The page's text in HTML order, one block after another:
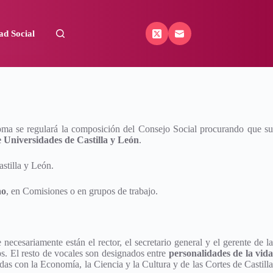
Social
se regulará la composición del Consejo Social procurando que su
Universidades de Castilla y León.
y León.
, en Comisiones o en grupos de trabajo.
necesariamente están el rector, el secretario general y el gerente de la
El resto de vocales son designados entre personalidades de la vida
con la Economía, la Ciencia y la Cultura y de las Cortes de Castilla